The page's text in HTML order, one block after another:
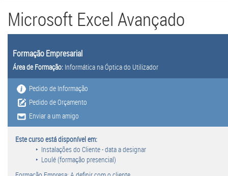
Microsoft Excel Avançado
Formação Empresarial
Área de Formação: Informática na Óptica do Utilizador
Pedido de Informação
Pedido de Orçamento
Enviar a um amigo
Este curso está disponível em:
Instalações do Cliente - data a designar
Loulé (formação presencial)